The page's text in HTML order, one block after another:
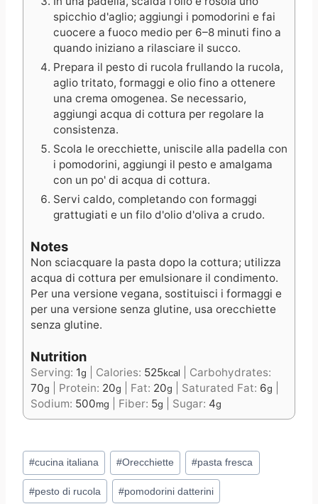
spicchio d'aglio; aggiungi i pomodorini e fai
cuocere a fuoco medio per 6–8 minuti fino a
quando iniziano a rilasciare il succo.
Prepara il pesto di rucola frullando la rucola,
aglio tritato, formaggi e olio fino a ottenere
una crema omogenea. Se necessario,
aggiungi acqua di cottura per regolare la
consistenza.
Scola le orecchiette, uniscile alla padella con
i pomodorini, aggiungi il pesto e amalgama
con un po' di acqua di cottura.
Servi caldo, completando con formaggi
grattugiati e un filo d'olio d'oliva a crudo.
Notes
Non sciacquare la pasta dopo la cottura; utilizza
acqua di cottura per emulsionare il condimento.
Per una versione vegana, sostituisci i formaggi e
per una versione senza glutine, usa orecchiette
senza glutine.
Nutrition
Serving: 1g Calories: 525kcal
Carbohydrates:
70g Protein: 20g Fat: 20g Saturated Fat: 6g
Sodium: 500mg Fiber: 5g Sugar: 4g
Post
Tags:
#cucina italiana #Orecchiette #pasta fresca
#pesto di rucola #pomodorini datterini